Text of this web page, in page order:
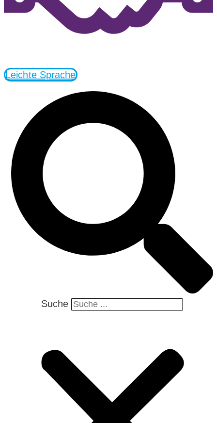
Leichte Sprache
Suche